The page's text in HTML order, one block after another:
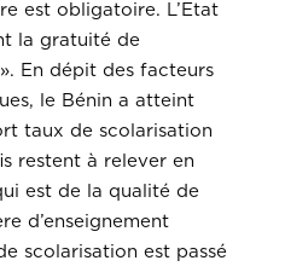
est obligatoire. L’Etat
la gratuité de
En dépit des facteurs
le Bénin a atteint
taux de scolarisation
restent à relever en
est de la qualité de
d’enseignement
scolarisation est passé